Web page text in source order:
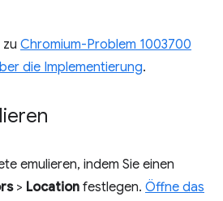
Chromium-Problem 1003700
die Implementierung.
emulieren, indem Sie einen
> Location festlegen. Öffne das